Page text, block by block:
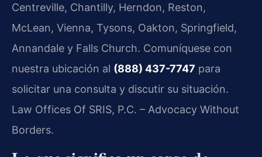
Centreville, Chantilly, Herndon, Reston,
McLean, Vienna, Tysons, Oakton, Springfield,
Annandale y Falls Church. Comuníquese con
nuestra ubicación al (888) 437-7747 para
solicitar una consulta y discutir su situación.
Law Offices Of SRIS, P.C. – Advocacy Without
Borders.